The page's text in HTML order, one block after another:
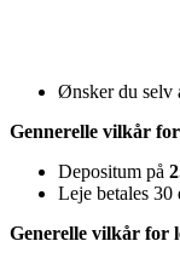
Ønsker du selv
Gennerelle vilkår
Depositum på
Leje betales
Generelle vilkår for